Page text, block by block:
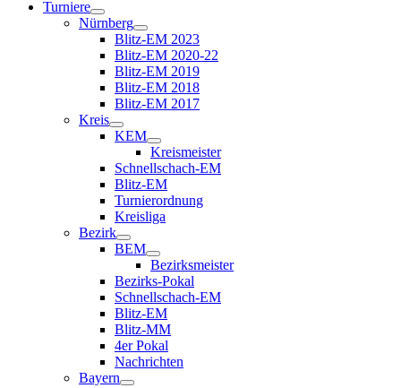
Turniere
Nürnberg
Blitz-EM 2023
Blitz-EM 2020-22
Blitz-EM 2019
Blitz-EM 2018
Blitz-EM 2017
Kreis
KEM
Kreismeister
Schnellschach-EM
Blitz-EM
Turnierordnung
Kreisliga
Bezirk
BEM
Bezirksmeister
Bezirks-Pokal
Schnellschach-EM
Blitz-EM
Blitz-MM
4er Pokal
Nachrichten
Bayern